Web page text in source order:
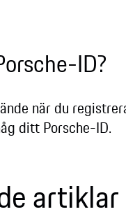
ID?
när du
ditt Porsche-ID.
artiklar